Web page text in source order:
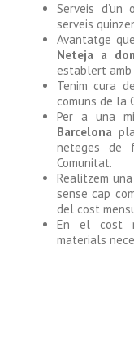
Serveis
serveis
Avantatge
Neteja a
establert amb
Tenim cura
comuns de la
Per a una
Barcelona
neteges de
Comunitat.
Realitzem
sense cap
del cost
En el cost
materials